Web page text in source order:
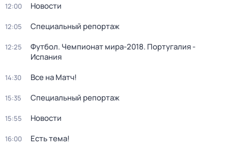
12:00 Новости
12:05 Специальный репортаж
12:25
Футбол. Чемпионат мира-2018. Португалия -
Испания
14:30 Все на Матч!
15:35 Специальный репортаж
15:55 Новости
16:00 Есть тема!